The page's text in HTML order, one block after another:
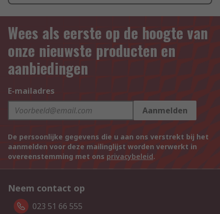
Wees als eerste op de hoogte van
onze nieuwste producten en
aanbiedingen
E-mailadres
Aanmelden
De persoonlijke gegevens die u aan ons verstrekt bij het
aanmelden voor deze mailinglijst worden verwerkt in
overeenstemming met ons privacybeleid.
Neem contact op
023 51 66 555